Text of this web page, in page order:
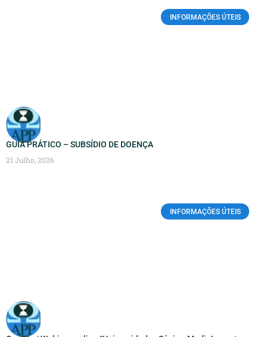
INFORMAÇÕES ÚTEIS
GUIA PRÁTICO – SUBSÍDIO DE DOENÇA
21 Julho, 2026
INFORMAÇÕES ÚTEIS